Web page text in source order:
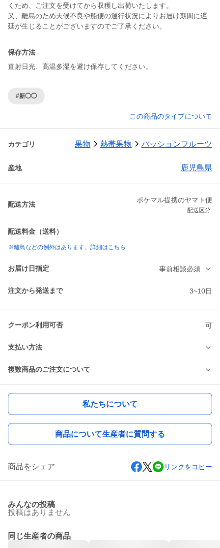
くため、ご注文を受けてから収穫し出荷いたします。
又、離島のため天候不良や船便の運行状況によりお届け期間に遅
延が生じることがございますのでご了承ください。
保存方法
直射日光、高温多湿を避け保存してください。
#新◯◯
この商品のタイプについて
カテゴリ 果物 熱帯果物 パッションフルーツ
産地 鹿児島県
配送方法
ポケマル提携のヤマト便
配送区分:
配送料金（送料）
※離島などの例外はあります。詳細はこちら
お届け日指定 事前相談必須
注文から発送まで 3~10日
クーポン利用可否 可
支払い方法
複数商品のご注文について
私たちについて
商品について生産者に質問する
商品をシェア リンクをコピー
みんなの投稿
投稿はありません
同じ生産者の商品